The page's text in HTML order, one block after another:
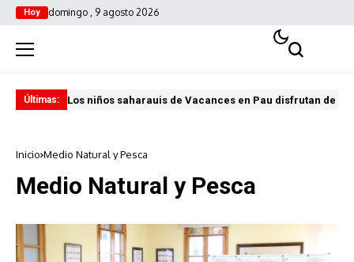
Hoy domingo , 9 agosto 2026
Últimas: Los niños saharauis de Vacances en Pau disfrutan de
Inicio Medio Natural y Pesca
Medio Natural y Pesca